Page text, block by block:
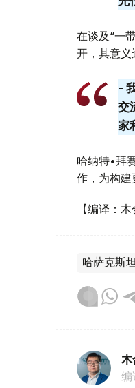
在谈及“一
开，其意义
-
交
家
哈纳特•拜
作，为构建
【编译：木
哈萨克斯
木
编